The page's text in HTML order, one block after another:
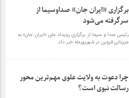
برگزاری «ایران جانِ» صداوسیما از
سرگرفته می‌شود
رئیس صدا و سیما از برگزاری رویداد ملی «ایران جان» به
میزبانی قزوین در شهریورماه خبر داد.
چرا دعوت به ولایت علوی مهم‌ترین محور
رسالت نبوی است؟